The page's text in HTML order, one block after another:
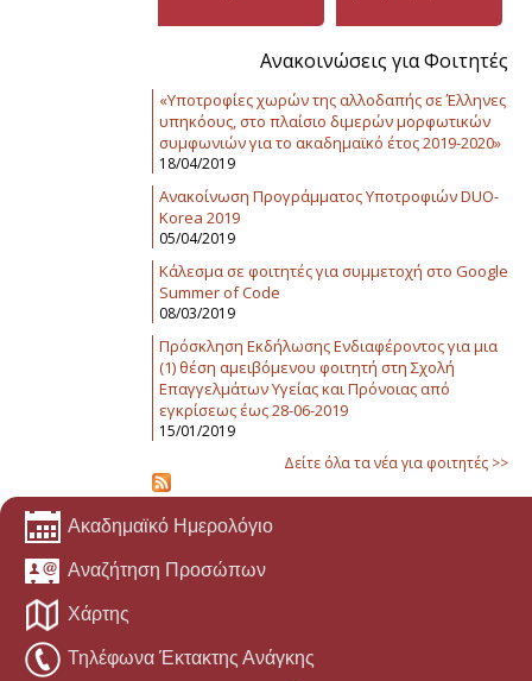
Ανακοινώσεις για Φοιτητές
«Υποτροφίες χωρών της αλλοδαπής σε Έλληνες
υπηκόους, στο πλαίσιο διμερών μορφωτικών
συμφωνιών για το ακαδημαϊκό έτος 2019-2020»
18/04/2019
Ανακοίνωση Προγράμματος Υποτροφιών DUO-
Korea 2019
05/04/2019
Κάλεσμα σε φοιτητές για συμμετοχή στο Google
Summer of Code
08/03/2019
Πρόσκληση Εκδήλωσης Ενδιαφέροντος για μια
(1) θέση αμειβόμενου φοιτητή στη Σχολή
Επαγγελμάτων Υγείας και Πρόνοιας από
εγκρίσεως έως 28-06-2019
15/01/2019
Δείτε όλα τα νέα για φοιτητές >>
Ακαδημαϊκό Ημερολόγιο
Αναζήτηση Προσώπων
Χάρτης
Τηλέφωνα Έκτακτης Ανάγκης